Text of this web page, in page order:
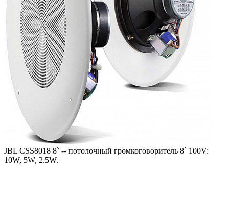
JBL CSS8018 8` -- потолочный громкоговоритель 8` 100V:
10W, 5W, 2.5W.